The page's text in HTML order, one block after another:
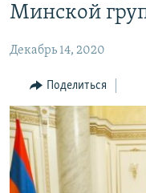
навигации
ЭКОНОМИКА
НАГОРНЫЙ КАРАБАХ
КУЛЬТУРА
СПОРТ
АРХИВ
Минской
Декабрь 14, 2020
Поделиться